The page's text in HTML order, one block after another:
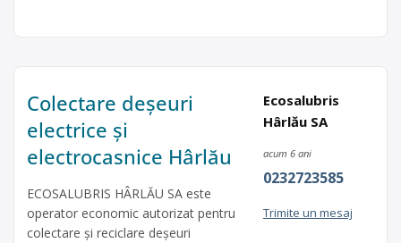
Colectare deșeuri
electrice și
electrocasnice Hârlău
ECOSALUBRIS HÂRLĂU SA este
operator economic autorizat pentru
colectare și reciclare deșeuri
Ecosalubris
Hârlău SA
acum 6 ani
0232723585
Trimite un mesaj